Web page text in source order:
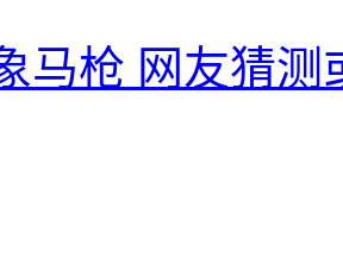
马枪 网友猜测